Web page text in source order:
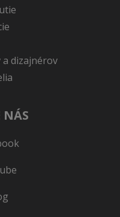
dizajnérov
NÁS